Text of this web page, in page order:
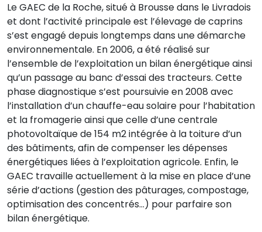
Le GAEC de la Roche, situé à Brousse dans le Livradois
et dont l’activité principale est l’élevage de caprins
s’est engagé depuis longtemps dans une démarche
environnementale. En 2006, a été réalisé sur
l’ensemble de l’exploitation un bilan énergétique ainsi
qu’un passage au banc d’essai des tracteurs. Cette
phase diagnostique s’est poursuivie en 2008 avec
l’installation d’un chauffe-eau solaire pour l’habitation
et la fromagerie ainsi que celle d’une centrale
photovoltaïque de 154 m2 intégrée à la toiture d’un
des bâtiments, afin de compenser les dépenses
énergétiques liées à l’exploitation agricole. Enfin, le
GAEC travaille actuellement à la mise en place d’une
série d’actions (gestion des pâturages, compostage,
optimisation des concentrés…) pour parfaire son
bilan énergétique.